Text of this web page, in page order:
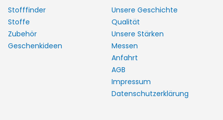
Stofffinder
Stoffe
Zubehör
Geschenkideen
Unsere Geschichte
Qualität
Unsere Stärken
Messen
Anfahrt
AGB
Impressum
Datenschutzerklärung